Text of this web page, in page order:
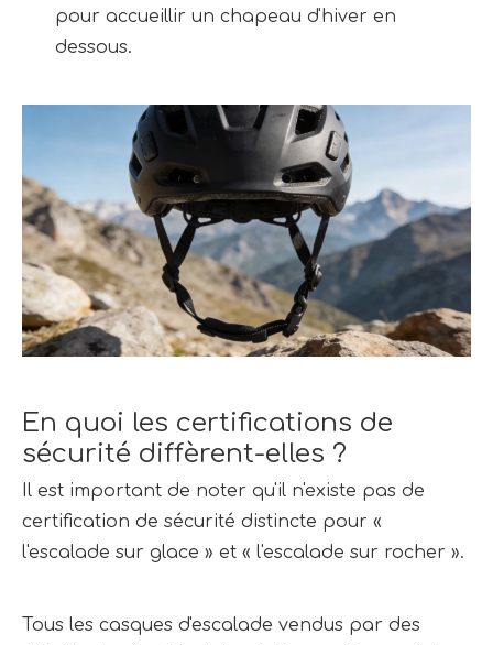
pour accueillir un chapeau d'hiver en
dessous.
En quoi les certifications de
sécurité diffèrent-elles ?
Il est important de noter qu'il n'existe pas de
certification de sécurité distincte pour «
l'escalade sur glace » et « l'escalade sur rocher ».
Tous les casques d'escalade vendus par des